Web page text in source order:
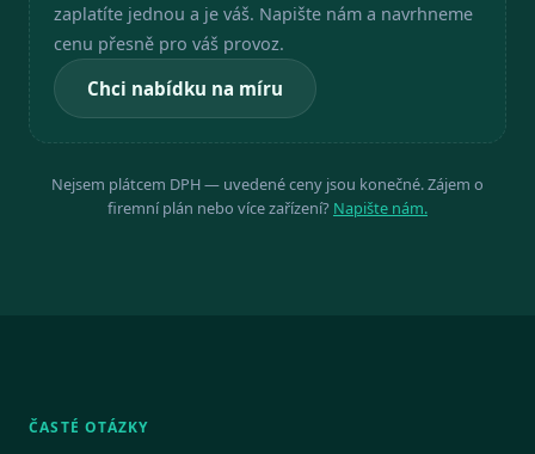
zaplatíte jednou a je váš. Napište nám a navrhneme
cenu přesně pro váš provoz.
Chci nabídku na míru
Nejsem plátcem DPH — uvedené ceny jsou konečné. Zájem o
firemní plán nebo více zařízení? Napište nám.
ČASTÉ OTÁZKY